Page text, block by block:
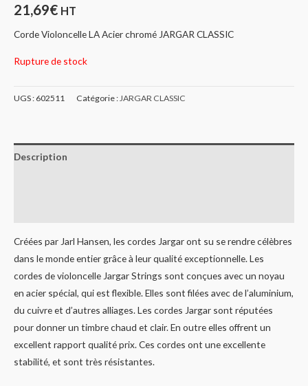
21,69€ HT
Corde Violoncelle LA Acier chromé JARGAR CLASSIC
Rupture de stock
UGS : 602511 Catégorie : JARGAR CLASSIC
Description
Créées par Jarl Hansen, les cordes Jargar ont su se rendre célèbres
dans le monde entier grâce à leur qualité exceptionnelle. Les
cordes de violoncelle Jargar Strings sont conçues avec un noyau
en acier spécial, qui est flexible. Elles sont filées avec de l’aluminium,
du cuivre et d’autres alliages. Les cordes Jargar sont réputées
pour donner un timbre chaud et clair. En outre elles offrent un
excellent rapport qualité prix. Ces cordes ont une excellente
stabilité, et sont très résistantes.